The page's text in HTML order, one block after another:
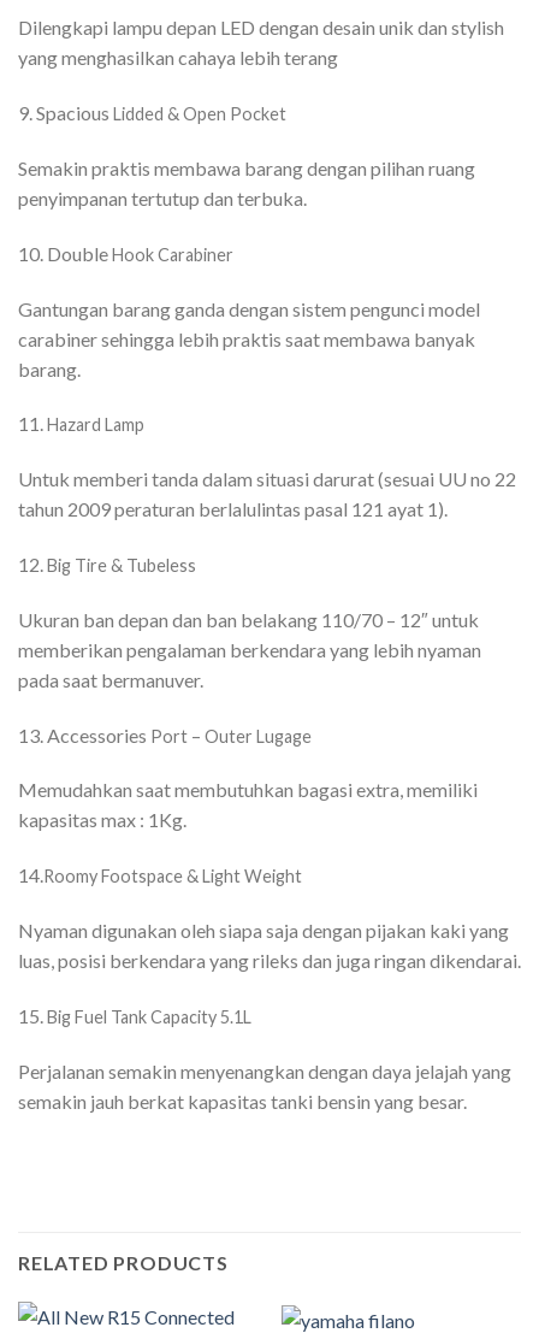
Dilengkapi lampu depan LED dengan desain unik dan stylish
yang menghasilkan cahaya lebih terang
9. Spacious Lidded & Open Pocket
Semakin praktis membawa barang dengan pilihan ruang
penyimpanan tertutup dan terbuka.
10. DoubleHook Carabiner
Gantungan barang ganda dengan sistem pengunci model
carabiner sehingga lebih praktis saat membawa banyak
barang.
11. Hazard Lamp
Untuk memberi tanda dalam situasi darurat (sesuai UU no 22
tahun 2009 peraturan berlalulintas pasal 121 ayat 1).
12.Big Tire & Tubeless
Ukuran ban depan dan ban belakang 110/70 – 12″ untuk
memberikan pengalaman berkendara yang lebih nyaman
pada saat bermanuver.
13. Accessories Port – Outer Lugage
Memudahkan saat membutuhkan bagasi extra, memiliki
kapasitas max : 1Kg.
14.Roomy Footspace & Light Weight
Nyaman digunakan oleh siapa saja dengan pijakan kaki yang
luas, posisi berkendara yang rileks dan juga ringan dikendarai.
15.Big Fuel Tank Capacity 5.1L
Perjalanan semakin menyenangkan dengan daya jelajah yang
semakin jauh berkat kapasitas tanki bensin yang besar.
RELATED PRODUCTS